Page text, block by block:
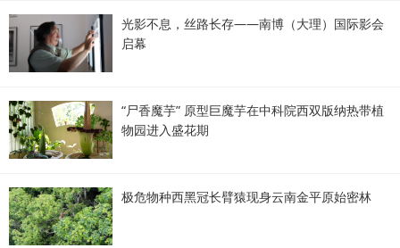
光影不息，丝路长存——南博（大理）国际影会
启幕
“尸香魔芋” 原型巨魔芋在中科院西双版纳热带植
物园进入盛花期
极危物种西黑冠长臂猿现身云南金平原始密林